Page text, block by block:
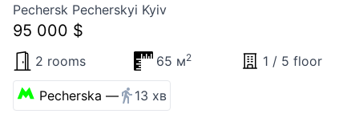
Pechersk Pecherskyi Kyiv
95 000 $
2 rooms 65 м2 1 / 5 floor
Pecherska — 13 хв